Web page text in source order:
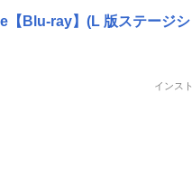
【Blu-ray】(L 版ステージ
インス